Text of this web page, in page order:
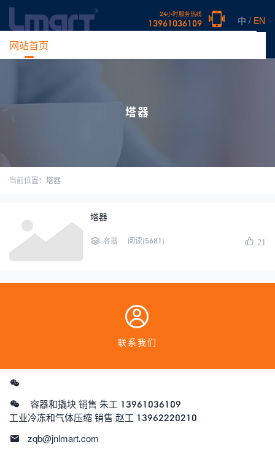
中 / EN
24小时服务热线
13961036109
网站首页
塔器
当前位置：塔器
塔器
容器 阅读(5681) 21
联系我们
容器和撬块 销售 朱工 13961036109
工业冷冻和气体压缩 销售 赵工 13962220210
zqb@jnlmart.com